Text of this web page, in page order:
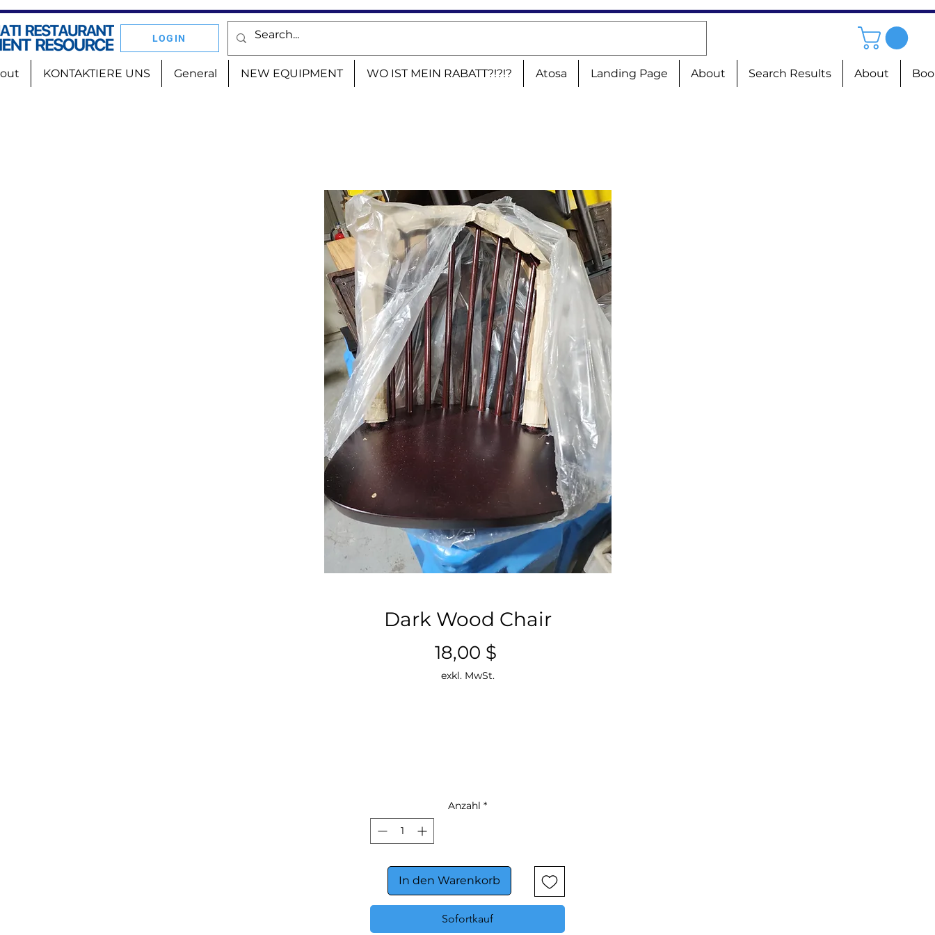
LOGIN
KONTAKTIERE UNS General NEW EQUIPMENT WO IST MEIN RABATT?!?!? Atosa Landing Page About Search Results About
Dark Wood Chair
18,00 $
exkl. MwSt.
Anzahl *
In den Warenkorb
Sofortkauf